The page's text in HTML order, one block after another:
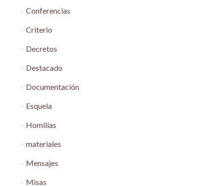
Conferencias
Criterio
Decretos
Destacado
Documentación
Esquela
Homilías
materiales
Mensajes
Misas